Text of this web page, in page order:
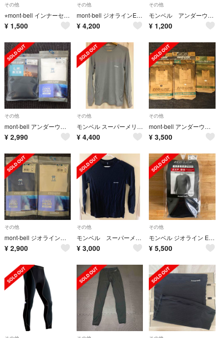
その他
⭐︎mont-bell インナーセットアップ
¥ 1,500
その他
mont-bell ジオラインEXPタイツ men's
¥ 4,200
その他
モンベル アンダーウェア 半袖Tシャツ
¥ 1,200
その他
mont-bell アンダーウェア２点セット
¥ 2,990
その他
モンベル スーパーメリノウールM.W.ラウンドネックシャツ Men's
¥ 4,400
その他
mont-bell アンダーウェア３枚セット
¥ 3,500
その他
mont-bell ジオラインアンダーウェア２枚セット
¥ 2,900
その他
モンベル スーパーメリノウール M.W. ラウンドネックシャツ Men's
¥ 3,000
その他
モンベル ジオライン EXP. 厚手 ラウンドネックシャツ Men’s S
¥ 5,500